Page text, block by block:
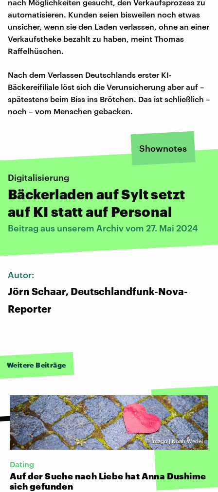
nach Möglichkeiten gesucht, den Verkaufsprozess zu
automatisieren. Kunden seien bisweilen noch etwas
unsicher, wenn sie den Laden verlassen, ohne an einer
Verkaufstheke bezahlt zu haben, meint Thomas
Raffelhüschen.
Nach dem Verlassen Deutschlands erster KI-
Bäckereifiliale löst sich die Verunsicherung aber auf –
spätestens beim Biss ins Brötchen. Das ist schließlich –
noch – vom Menschen gebacken.
Shownotes
Digitalisierung
Bäckerladen auf Sylt setzt
auf KI statt auf Personal
Beitrag aus unserem Archiv vom 27. Mai 2024
Autor:
Jörn Schaar, Deutschlandfunk-Nova-
Reporter
Weitere Beiträge
©Imago | Noah Wedel
Dating
Auf der Suche nach Liebe hat Anna Dushime
sich gefunden